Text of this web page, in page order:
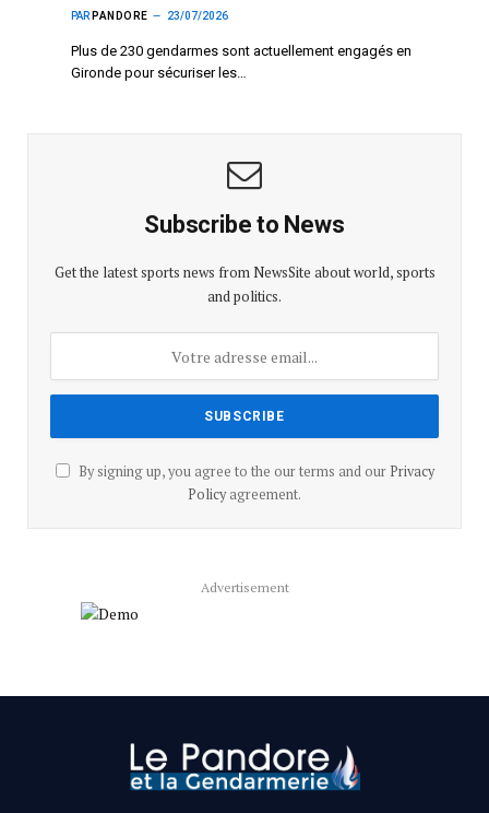
PAR PANDORE 23/07/2026
Plus de 230 gendarmes sont actuellement engagés en
Gironde pour sécuriser les…
Subscribe to News
Get the latest sports news from NewsSite about world, sports
and politics.
By signing up, you agree to the our terms and our Privacy
Policyagreement.
Advertisement